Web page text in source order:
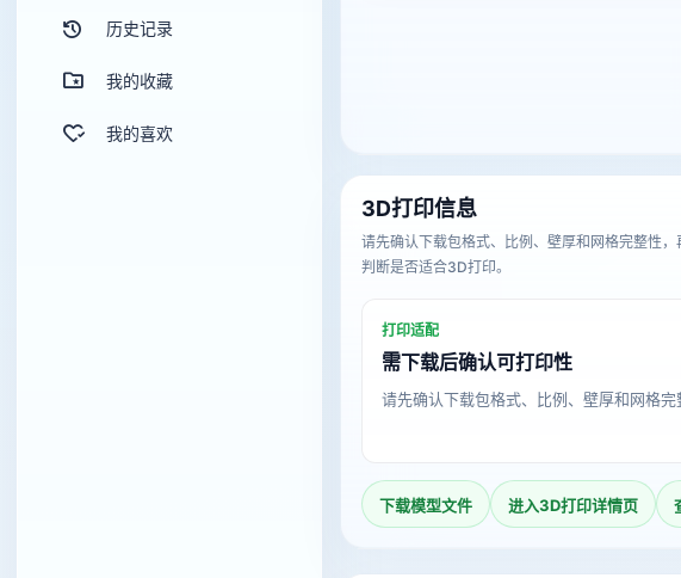
历史记录
我的收藏
我的喜欢
3D打印信息
请先确认下载包格式、比例、壁厚和网格完整性，
判断是否适合3D打印。
打印适配
需下载后确认可打印性
请先确认下载包格式、比例、壁厚和网格完
下载模型文件 进入3D打印详情页